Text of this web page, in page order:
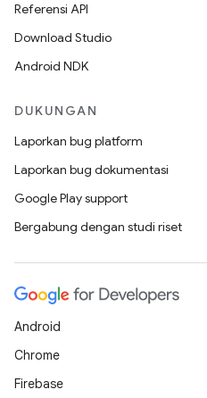
Referensi API
Download Studio
Android NDK
DUKUNGAN
Laporkan bug platform
Laporkan bug dokumentasi
Google Play support
Bergabung dengan studi riset
Android
Chrome
Firebase